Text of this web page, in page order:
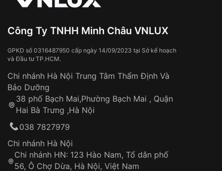
Thời gian vận chuyển trung bình: 3 – 5 ngày
làm việc
Áp dụng cho tất cả tỉnh thành trên toàn quốc
Thời gian tính từ khi xác nhận đơn hàng thành
công
Hotline: 0585 215 215
Từ khóa SEO:
Đeo đồng hồ khi tắm nước nóng, xông
Đồng hồ bị hư hỏng do:
Tai nạn hoặc tác động từ bên ngoài
Hao mòn tự nhiên theo thời gian:
Dây đeo
Sản phẩm đã bị:
Tự ý sửa chữa
thống VNLUX
Công Ty TNHH Minh Châu VNLUX
GPKD số 0316487950 cấp ngày 14/09/2023 tại Sở kế hoạch
và Đầu tư TP.HCM.
Chi nhánh Hà Nội Trung Tâm Thẩm Định Và
Bảo Dưỡng
38 phố Bạch Mai,Phường Bạch Mai , Quận
Hai Bà Trưng ,Hà Nội
038 7827979
Chi nhánh Hà Nội
Chi nhánh HN: 123 Hào Nam, Tổ dân phố
56, Ô Chợ Dừa, Hà Nội, Việt Nam